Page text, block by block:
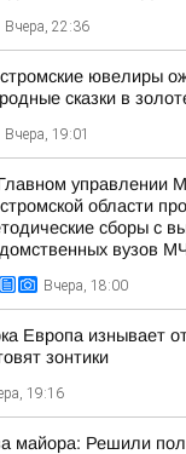
Вчера, 22:36
ювелиры
сказки в
Вчера, 19:01
управлении
области
сборы с
вузов
Вчера, 18:00
Европа изнывает
зонтики
19:16
майора: Решили